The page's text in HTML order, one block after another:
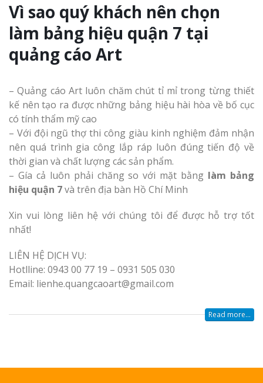
Vì sao quý khách nên chọn
làm bảng hiệu quận 7 tại
quảng cáo Art
– Quảng cáo Art luôn chăm chút tỉ mỉ trong từng thiết
kế nên tạo ra được những bảng hiệu hài hòa về bố cục
có tính thẩm mỹ cao
– Với đội ngũ thợ thi công giàu kinh nghiệm đảm nhận
nên quá trình gia công lắp ráp luôn đúng tiến độ về
thời gian và chất lượng các sản phẩm.
– Gía cả luôn phải chăng so với mặt bằng làm bảng
hiệu quận 7và trên địa bàn Hồ Chí Minh
Xin vui lòng liên hệ với chúng tôi để được hỗ trợ tốt
nhất!
LIÊN HỆ DỊCH VỤ:
Hotlline: 0943 00 77 19 – 0931 505 030
Email: lienhe.quangcaoart@gmail.com
Read more...